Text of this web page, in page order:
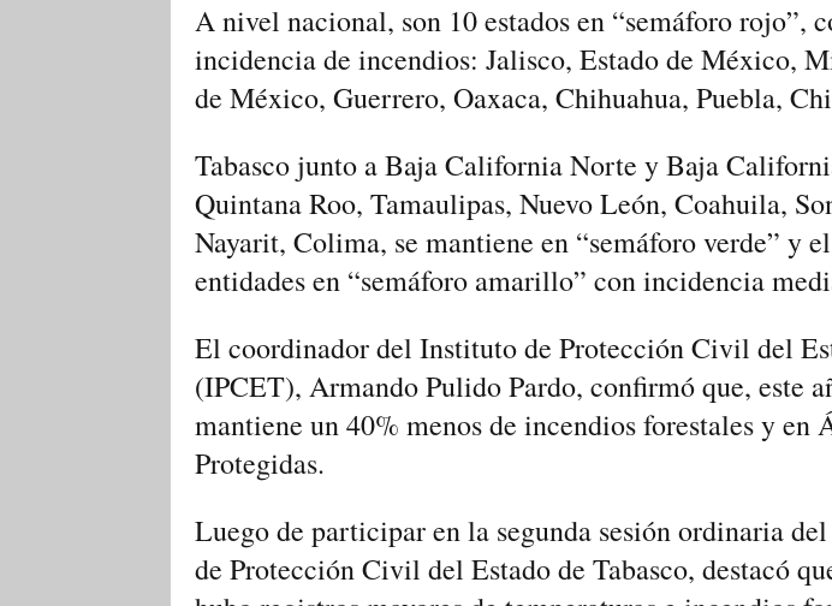
A nivel nacional, son 10 estados en “semáforo rojo”,
incidencia de incendios: Jalisco, Estado de México,
de México, Guerrero, Oaxaca, Chihuahua, Puebla,
Tabasco junto a Baja California Norte y Baja
Quintana Roo, Tamaulipas, Nuevo León, Coahuila,
Nayarit, Colima, se mantiene en “semáforo verde” y
entidades en “semáforo amarillo” con incidencia
El coordinador del Instituto de Protección Civil del
(IPCET), Armando Pulido Pardo, confirmó que, este
mantiene un 40% menos de incendios forestales y en
Protegidas.
Luego de participar en la segunda sesión ordinaria
de Protección Civil del Estado de Tabasco, destacó